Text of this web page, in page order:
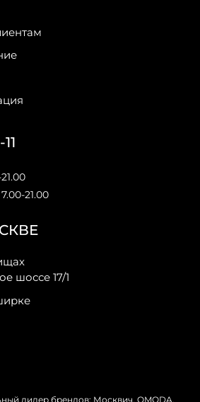
шоссе 17/1
21.00
дилер брендов: Москвич, OMODA,